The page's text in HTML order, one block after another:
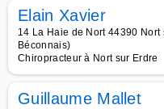
Elain Xavier
14 La Haie de Nort 44390
Béconnais)
Chiropracteur à Nort sur Erdre
Guillaume Mallet